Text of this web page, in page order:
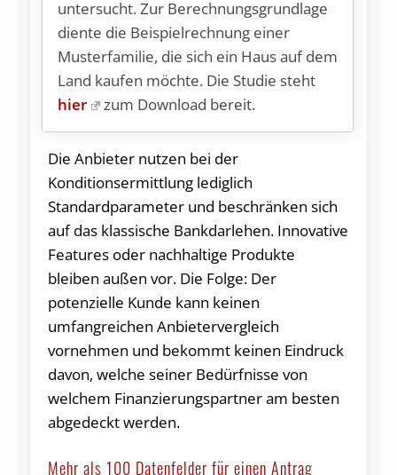
untersucht. Zur Berechnungsgrundlage
diente die Beispielrechnung einer
Musterfamilie, die sich ein Haus auf dem
Land kaufen möchte. Die Studie steht
hier
zum Download bereit.
Die Anbieter nutzen bei der
Konditionsermittlung lediglich
Standardparameter und beschränken sich
auf das klassische Bankdarlehen. Innovative
Features oder nachhaltige Produkte
bleiben außen vor. Die Folge: Der
potenzielle Kunde kann keinen
umfangreichen Anbietervergleich
vornehmen und bekommt keinen Eindruck
davon, welche seiner Bedürfnisse von
welchem Finanzierungspartner am besten
abgedeckt werden.
Mehr als 100 Datenfelder für einen Antrag